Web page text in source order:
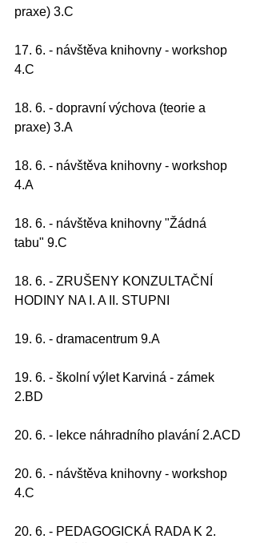
praxe) 3.C
17. 6. - návštěva knihovny - workshop
4.C
18. 6. - dopravní výchova (teorie a
praxe) 3.A
18. 6. - návštěva knihovny - workshop
4.A
18. 6. - návštěva knihovny "Žádná
tabu" 9.C
18. 6. - ZRUŠENY KONZULTAČNÍ
HODINY NA I. A II. STUPNI
19. 6. - dramacentrum 9.A
19. 6. - školní výlet Karviná - zámek
2.BD
20. 6. - lekce náhradního plavání 2.ACD
20. 6. - návštěva knihovny - workshop
4.C
20. 6. - PEDAGOGICKÁ RADA K 2.